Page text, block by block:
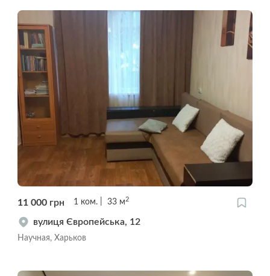
11 000 грн 1 ком. 33 м 2
вулиця Європейська, 12
Научная, Харьков